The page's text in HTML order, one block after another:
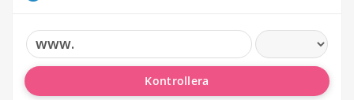
www.
Kontrollera